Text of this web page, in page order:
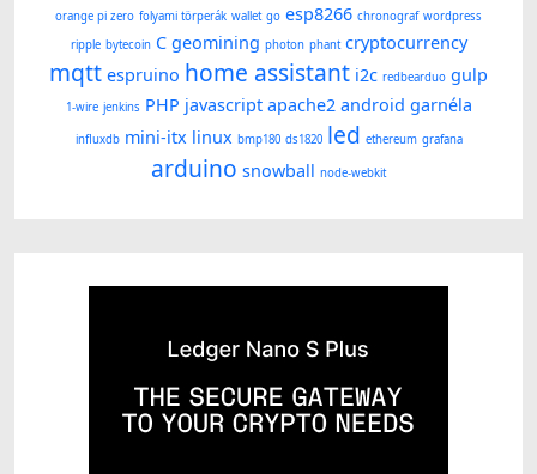
orange pi zero folyami törperák wallet go esp8266 chronograf wordpress
ripple bytecoin C geomining photon phant cryptocurrency
mqtt espruino home assistant i2c redbearduo gulp
1-wire jenkins PHP javascript apache2 android garnéla
influxdb mini-itx linux bmp180 ds1820 led ethereum grafana
arduino snowball node-webkit